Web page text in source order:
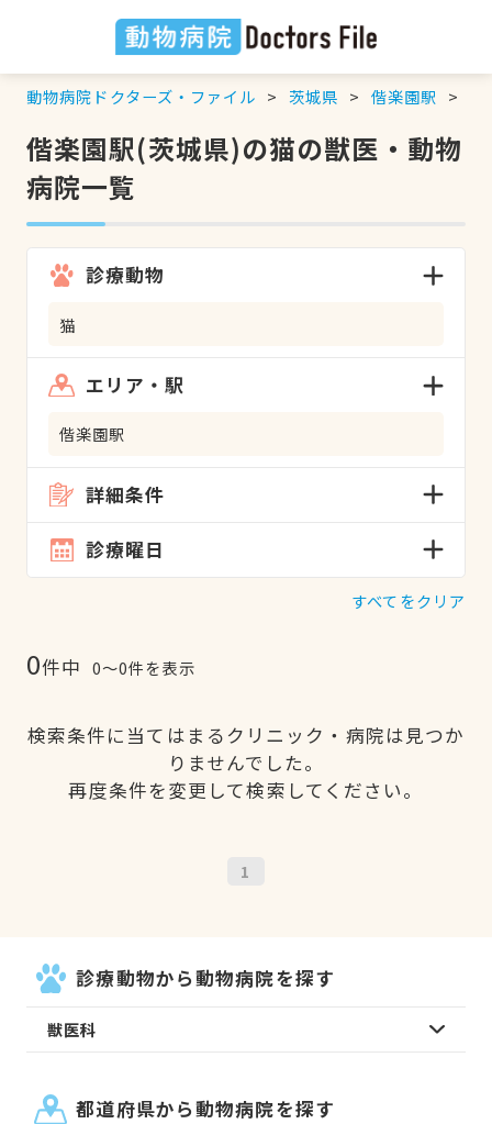
動物病院ドクターズ・ファイル 茨城県 偕楽園駅
偕楽園駅(茨城県)の猫の獣医・動物
病院一覧
診療動物
猫
エリア・駅
偕楽園駅
詳細条件
診療曜日
すべてをクリア
0件中 0〜0件を表示
検索条件に当てはまるクリニック・病院は見つか
りませんでした。
再度条件を変更して検索してください。
1
診療動物から動物病院を探す
獣医科
都道府県から動物病院を探す